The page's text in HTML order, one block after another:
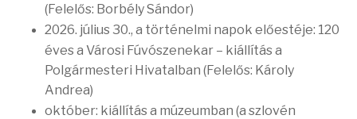
(Felelős: Borbély Sándor)
2026. július 30., a történelmi napok előestéje: 120
éves a Városi Fúvószenekar – kiállítás a
Polgármesteri Hivatalban (Felelős: Károly
Andrea)
október: kiállítás a múzeumban (a szlovén